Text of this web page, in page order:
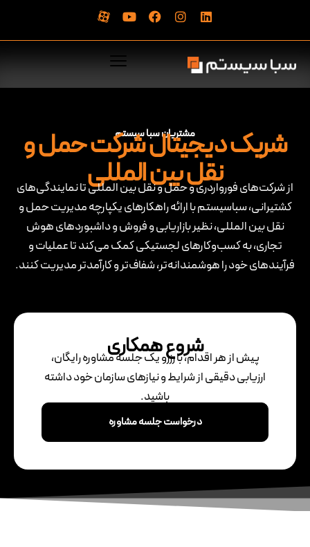
مشتریان سبا سیستم
شریک دیجیتال شرکت حمل و
نقل بین المللی
از شرکت‌های فورواردری و حمل و نقل بین المللی تا نمایندگی‌های
کشتیرانی، سباسیستم با ارائه راهکارهای یکپارچه مدیریت حمل و
نقل بین المللی، نظیر بازاریابی و فروش و داشبوردهای هوش
تجاری، به کسب‌وکارهای لجستیکی کمک می‌کند تا عملیات و
فرآیندهای خود را هوشمندانه‌تر، شفاف‌تر و کارآمدتر مدیریت کنند.
شروع همکاری
پیش از هر اقدام، با رزرو یک جلسه مشاوره رایگان،
ارزیابی دقیقی از شرایط و نیازهای سازمان خود داشته
باشید.
درخواست جلسه مشاوره